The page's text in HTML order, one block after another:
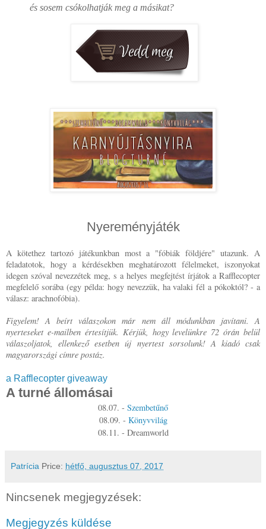
és sosem csókolhatják meg a másikat?
Nyereményjáték
A kötethez tartozó játékunkban most a "fóbiák földjére" utazunk. A
feladatotok, hogy a kérdésekben meghatározott félelmeket, iszonyokat
idegen szóval nevezzétek meg, s a helyes megfejtést írjátok a Rafflecopter
megfelelő sorába (egy példa: hogy nevezzük, ha valaki fél a pókoktól? - a
válasz: arachnofóbia).
Figyelem! A beírt válaszokon már nem áll módunkban javítani. A
nyerteseket e-mailben értesítjük. Kérjük, hogy levelünkre 72 órán belül
válaszoljatok, ellenkező esetben új nyertest sorsolunk! A kiadó csak
magyarországi címre postáz.
a Rafflecopter giveaway
A turné állomásai
08.07. - Szembetűnő
08.09. - Könyvvilág
08.11. - Dreamworld
Patrícia Price: hétfő, augusztus 07, 2017
Nincsenek megjegyzések:
Megjegyzés küldése